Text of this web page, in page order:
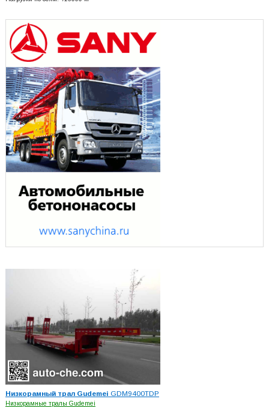
Низкорамный трал Gudemei GDM9400TDP
Низкорамные тралы Gudemei